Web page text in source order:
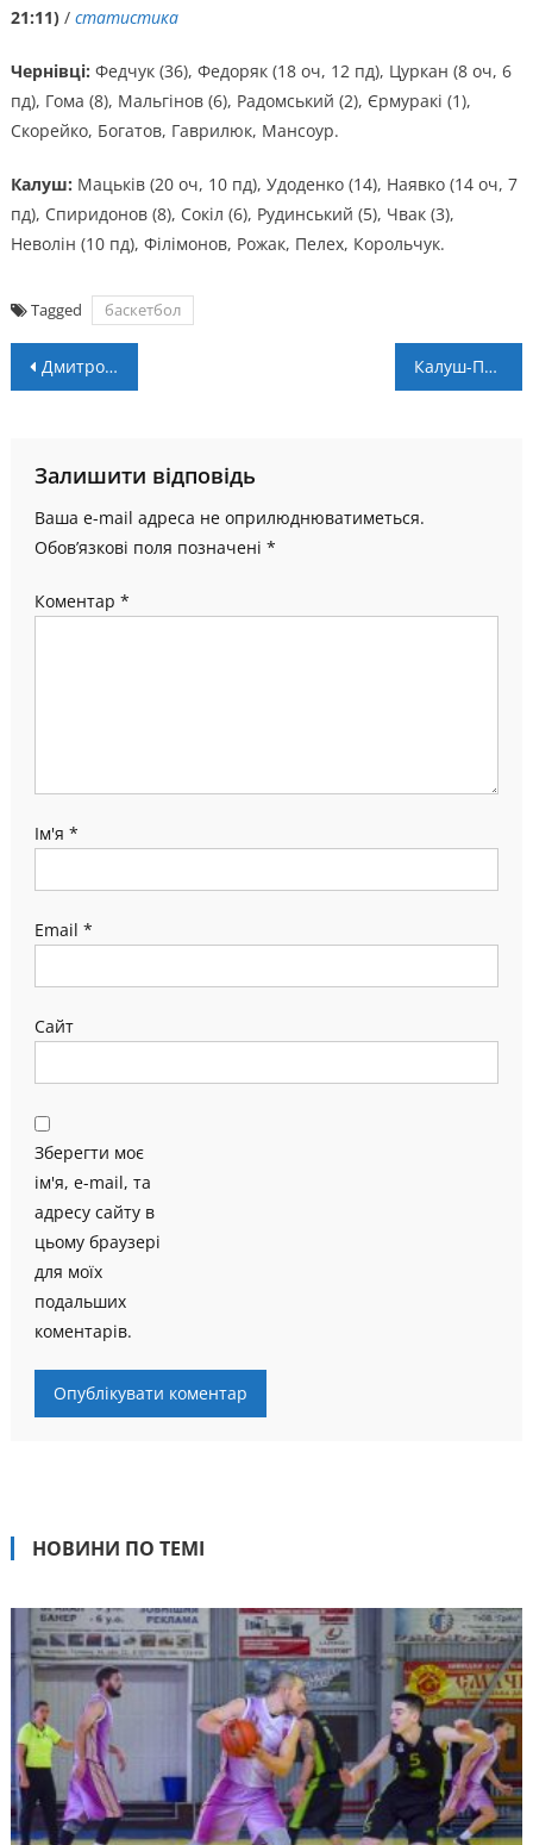
21:11)/ статистика
Чернівці: Федчук (36), Федоряк (18 оч, 12 пд), Цуркан (8 оч, 6
пд), Гома (8), Мальгінов (6), Радомський (2), Єрмуракі (1),
Скорейко, Богатов, Гаврилюк, Мансоур.
Калуш: Мацьків (20 оч, 10 пд), Удоденко (14), Наявко (14 оч, 7
пд), Спиридонов (8), Сокіл (6), Рудинський (5), Чвак (3),
Неволін (10 пд), Філімонов, Рожак, Пелех, Корольчук.
Tagged баскетбол
Навігація
Дмитро ФЕДИК: “Готовий зробити все, щоб команда досягла успіху” Калуш-ПНУ – Ужгород-УжНУ-ЗОДЮСШ. LIVE
Залишити відповідь
Ваша e-mail адреса не оприлюднюватиметься.
Обов’язкові поля позначені *
Коментар *
Ім'я *
Email *
Сайт
Зберегти моє
ім'я, e-mail, та
адресу сайту в
цьому браузері
для моїх
подальших
коментарів.
НОВИНИ ПО ТЕМІ